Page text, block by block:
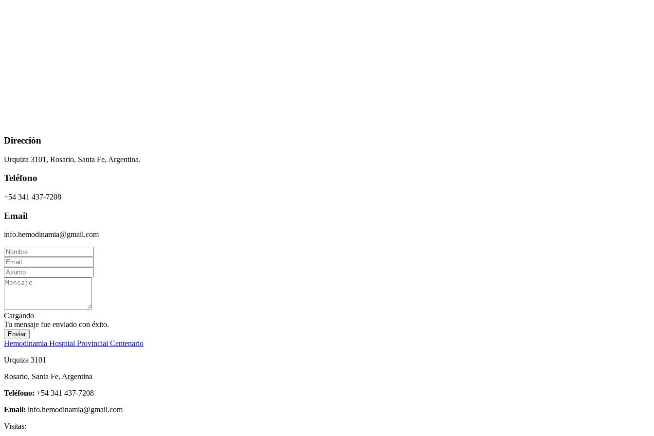
Dirección
Urquiza 3101, Rosario, Santa Fe, Argentina.
Teléfono
+54 341 437-7208
Email
info.hemodinamia@gmail.com
Cargando
Tu mensaje fue enviado con éxito.
Enviar
Hemodinamia Hospital Provincial Centenario
Urquiza 3101
Rosario, Santa Fe, Argentina
Teléfono: +54 341 437-7208
Email: info.hemodinamia@gmail.com
Visitas: